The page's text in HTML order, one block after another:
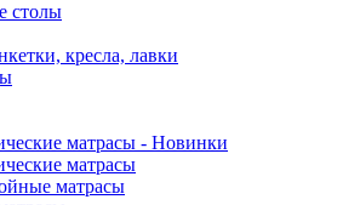
столы
кресла, лавки
матрасы - Новинки
матрасы
матрасы